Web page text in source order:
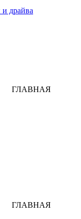
драйва
ГЛАВНАЯ
ГЛАВНАЯ